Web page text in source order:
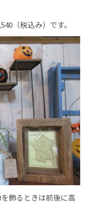
（税込み）です。
飾るときは前後に高